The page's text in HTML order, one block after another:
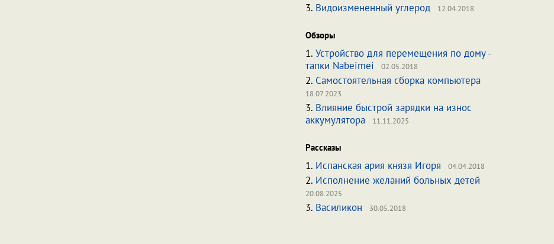
3. Видоизмененный углерод 12.04.2018
Обзоры
1. Устройство для перемещения по дому -
тапки Nabeimei
02.05.2018
2. Самостоятельная сборка компьютера
18.07.2023
3. Влияние быстрой зарядки на износ
аккумулятора
11.11.2025
Рассказы
1. Испанская ария князя Игоря 04.04.2018
2. Исполнение желаний больных детей
20.08.2025
3. Василикон 30.05.2018